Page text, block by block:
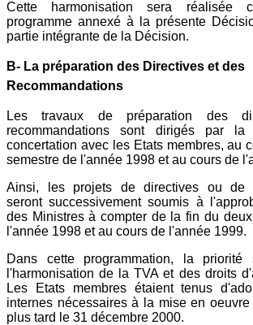
Cette harmonisation sera réalisée
programme annexé à la présente
partie intégrante de la Décision.
B- La préparation des Directives et des
Recommandations
Les travaux de préparation des
recommandations sont dirigés par la
concertation avec les Etats membres, au
semestre de l'année 1998 et au cours de
Ainsi, les projets de directives ou de
seront successivement soumis à
des Ministres à compter de la fin du
l'année 1998 et au cours de l'année 1999.
Dans cette programmation, la priorité
l'harmonisation de la TVA et des droits
Les Etats membres étaient tenus
internes nécessaires à la mise en
plus tard le 31 décembre 2000.